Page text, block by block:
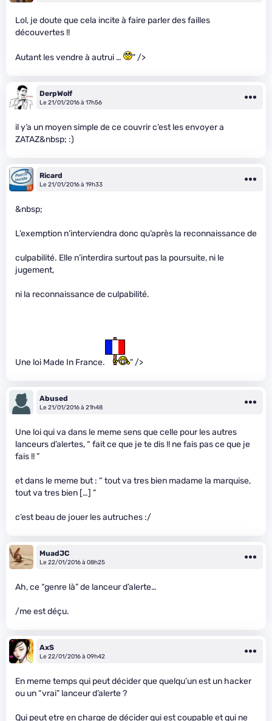
Lol, je doute que cela incite à faire parler des failles
découvertes !!
Autant les vendre à autrui … " />
DerpWolf
Le 21/01/2016 à 17h56
il y’a un moyen simple de ce couvrir c’est les envoyer a
ZATAZ&nbsp; :)
Ricard
Le 21/01/2016 à 19h33
&nbsp;
L’exemption n’interviendra donc qu’après la reconnaissance de
culpabilité. Elle n’interdira surtout pas la poursuite, ni le
jugement,
ni la reconnaissance de culpabilité.
Une loi Made In France. " />
Abused
Le 21/01/2016 à 21h48
Une loi qui va dans le meme sens que celle pour les autres
lanceurs d’alertes, “ fait ce que je te dis !! ne fais pas ce que je
fais !! ”
et dans le meme but : “ tout va tres bien madame la marquise,
tout va tres bien […] ”
c’est beau de jouer les autruches :/
MuadJC
Le 22/01/2016 à 08h25
Ah, ce “genre là” de lanceur d’alerte…
/me est déçu.
AxS
Le 22/01/2016 à 09h42
En meme temps qui peut décider que quelqu’un est un hacker
ou un “vrai” lanceur d’alerte ?
Qui peut etre en charge de décider qui est coupable et qui ne